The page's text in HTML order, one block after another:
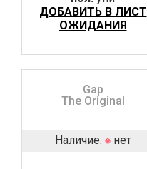
ДОБАВИТЬ В ЛИСТ
ОЖИДАНИЯ
Gap
The Original
Наличие: нет